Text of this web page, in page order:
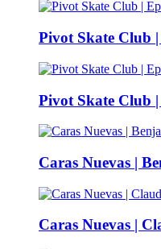
Pivot Skate Club
Pivot Skate Club
Caras Nuevas |
Caras Nuevas |